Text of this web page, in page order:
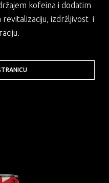
kofeina i dodatim
izdržljivost i